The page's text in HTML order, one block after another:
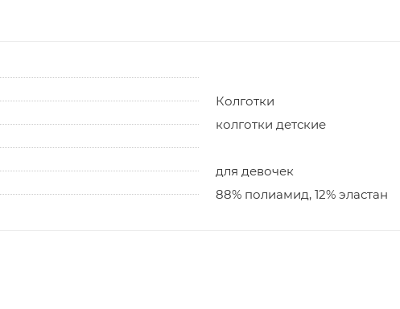
Колготки
колготки детские
для девочек
88% полиамид, 12% эластан